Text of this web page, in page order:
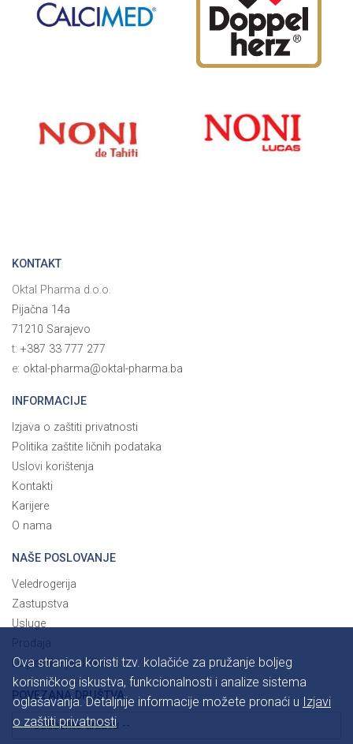
Ova stranica koristi tzv. kolačiće za pružanje boljeg
korisničkog iskustva, funkcionalnosti i analize sistema
oglašavanja. Detaljnije informacije možete pronaći u Izjavi
o zaštiti privatnosti
KONTAKT
Oktal Pharma d.o.o.
Pijačna 14a
71210 Sarajevo
t: +387 33 777 277
e: oktal-pharma@oktal-pharma.ba
INFORMACIJE
Izjava o zaštiti privatnosti
Politika zaštite ličnih podataka
Uslovi korištenja
Kontakti
Karijere
O nama
NAŠE POSLOVANJE
Veledrogerija
Zastupstva
Usluge
Prodaja
Logistička podrška
POVEZANA DRUŠTVA
-- odaberite državu --